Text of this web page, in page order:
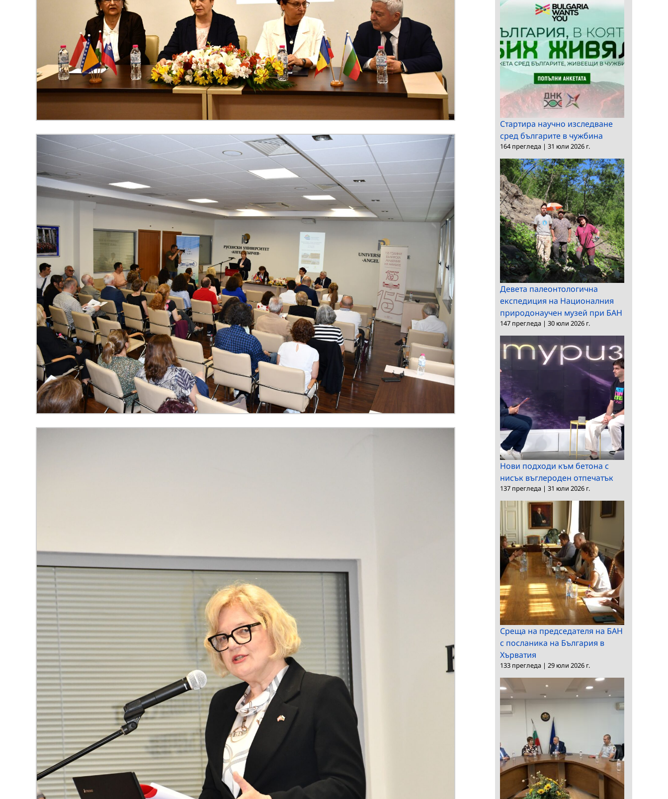
Стартира научно изследване
сред българите в чужбина
164 прегледа | 31 юли 2026 г.
Девета палеонтологична
експедиция на Националния
природонаучен музей при БАН
147 прегледа | 30 юли 2026 г.
Нови подходи към бетона с
нисък въглероден отпечатък
137 прегледа | 31 юли 2026 г.
Среща на председателя на БАН
с посланика на България в
Хърватия
133 прегледа | 29 юли 2026 г.